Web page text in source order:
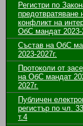
Регистри по
предотвратяване
конфликт на
ОбС мандат 2023-
Състав на ОбС
2023-2027г.
Протоколи от
на ОбС мандат
2027г.
Публичен
регистър по чл.
т.4